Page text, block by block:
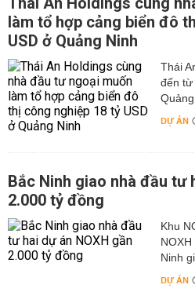
làm tổ hợp cảng biển đô
USD ở Quảng Ninh
Thái
đến từ
DỰ ÁN
Bắc Ninh giao nhà đầu tư
2.000 tỷ đồng
Khu
Ninh
DỰ ÁN